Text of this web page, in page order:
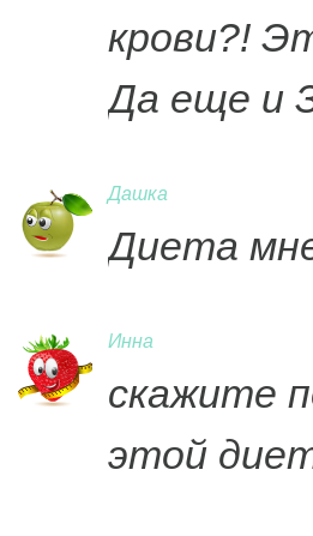
крови?!
Да еще и
Дашка
Диета
Инна
скажите
этой